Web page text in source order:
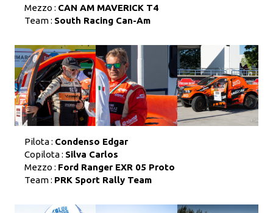
Mezzo : CAN AM MAVERICK T4
Team : South Racing Can-Am
Pilota : Condenso Edgar
Copilota : Silva Carlos
Mezzo : Ford Ranger EXR 05 Proto
Team : PRK Sport Rally Team